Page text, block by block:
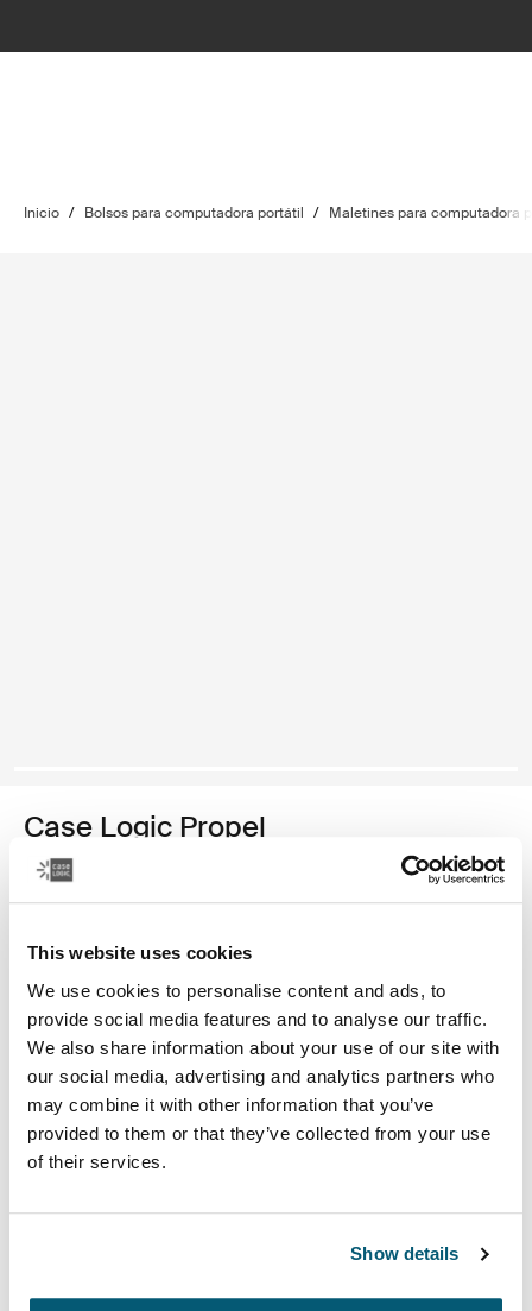
This website uses cookies
We use cookies to personalise content and ads, to
provide social media features and to analyse our traffic.
We also share information about your use of our site with
our social media, advertising and analytics partners who
may combine it with other information that you’ve
provided to them or that they’ve collected from your use
of their services.
Show details
Inicio / Bolsos para computadora portátil / Maletines para computadora
Case Logic Propel
maletín para computadora portátil de 16 pulgadas
Color
Case Logic Propel 16" Attaché Negro
con protección y almacenamiento para llevar al trabajo